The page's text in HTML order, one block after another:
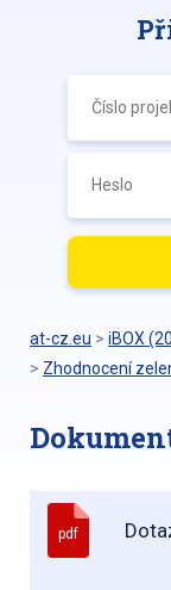
at-cz.eu > iBOX
> Zhodnocení
pdf